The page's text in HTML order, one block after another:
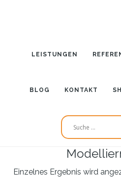
LEISTUNGEN
BLOG KONTAKT
Einzelnes Ergebnis wird